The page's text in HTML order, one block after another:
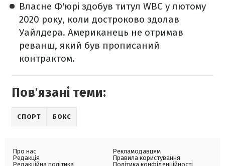
Власне Ф'юрі здобув титул WBC у лютому
2020 року, коли достроково здолав
Уайлдера. Американець не отримав
реванш, який був прописаний
контрактом.
Пов'язані теми:
СПОРТ БОКС
Про нас
Редакція
Редакційна політика
Рекламодавцям
Правила користування
Політика конфіденційності